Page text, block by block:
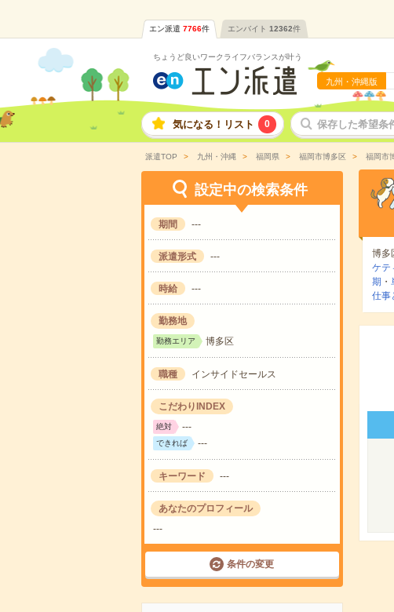
エン派遣 7766件 エンバイト 12362件
ちょうど良いワークライフバランスが叶う
九州・沖縄版
気になる！リスト 0 保存した希望条
派遣TOP 九州・沖縄 福岡県 福岡市博多区 福岡市
設定中の検索条件
期間 ---
派遣形式 ---
時給 ---
勤務地
勤務エリア 博多区
職種 インサイドセールス
こだわりINDEX
絶対 ---
できれば ---
キーワード ---
あなたのプロフィール
---
条件の変更
博多
ケテ
期 ・
仕事